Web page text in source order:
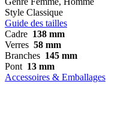
Style Classique
Guide des tailles
Cadre 138 mm
Verres 58 mm
Branches 145 mm
Pont 13 mm
Accessoires & Emballages